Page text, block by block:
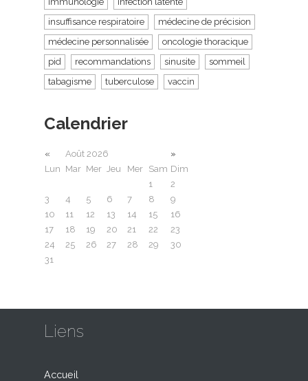
insuffisance respiratoire
médecine de précision
médecine personnalisée
oncologie thoracique
pid
recommandations sinusite
sommeil
tabagisme
tuberculose vaccin
Calendrier
« Août 2026
»
Lun Mar Mer Jeu Mer Sam Dim
1
2
3
4 5 6 7 8
9
10
11 12 13 14 15
16
17
18 19 20 21 22
23
24
25 26 27 28 29
30
31
Liens
Accueil